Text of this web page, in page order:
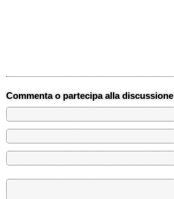
Commenta o partecipa alla discussione